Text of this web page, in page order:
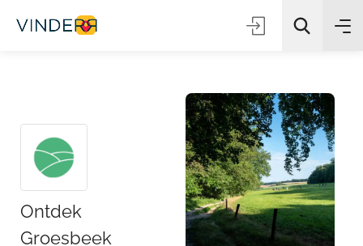
Zoeken
Ontdek